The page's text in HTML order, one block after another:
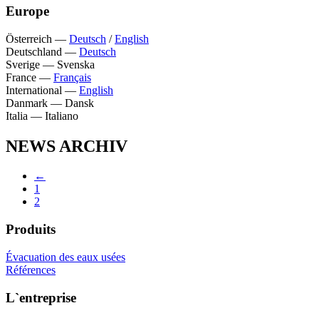
Europe
Österreich — Deutsch /English
Deutschland — Deutsch
Sverige — Svenska
France — Français
International — English
Danmark — Dansk
Italia — Italiano
NEWS ARCHIV
←
1
2
Produits
Évacuation des eaux usées
Références
L`entreprise